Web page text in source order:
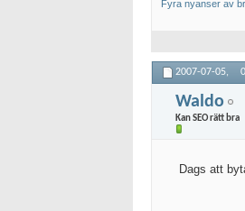
Fyra nyanser av
2007-07-05,
Waldo
Kan SEO rätt bra
Dags att